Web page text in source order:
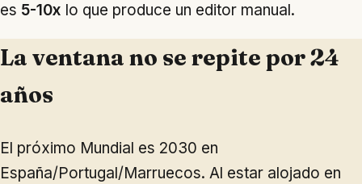
es 5-10x lo que produce un editor manual.
La ventana no se repite por 24
años
El próximo Mundial es 2030 en
España/Portugal/Marruecos. Al estar alojado en